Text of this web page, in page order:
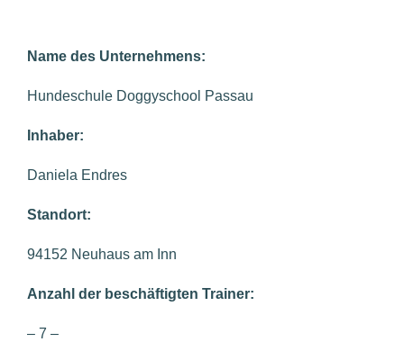
Name des Unternehmens:
Hundeschule Doggyschool Passau
Inhaber:
Daniela Endres
Standort:
94152 Neuhaus am Inn
Anzahl der beschäftigten Trainer:
– 7 –